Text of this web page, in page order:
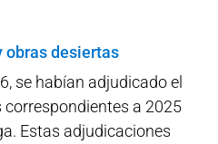
obras desiertas
se habían adjudicado el
correspondientes a 2025
Estas adjudicaciones